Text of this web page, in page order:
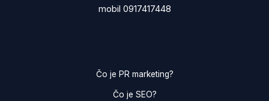
mobil 0917417448
Čo je PR marketing?
Čo je SEO?